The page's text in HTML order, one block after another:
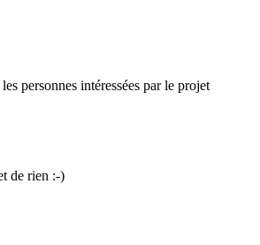
personnes intéressées par le projet
de rien :-)